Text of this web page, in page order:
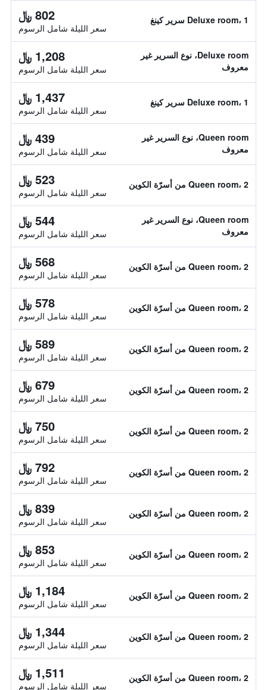
Deluxe room، 1 سرير كينغ 802 ﷼
سعر الليلة شامل الرسوم
Deluxe room، نوع السرير غير
معروف
1,208 ﷼
سعر الليلة شامل الرسوم
Deluxe room، 1 سرير كينغ 1,437 ﷼
سعر الليلة شامل الرسوم
Queen room، نوع السرير غير
معروف
439 ﷼
سعر الليلة شامل الرسوم
Queen room، 2 من أسرّة الكوين 523 ﷼
سعر الليلة شامل الرسوم
Queen room، نوع السرير غير
معروف
544 ﷼
سعر الليلة شامل الرسوم
Queen room، 2 من أسرّة الكوين 568 ﷼
سعر الليلة شامل الرسوم
Queen room، 2 من أسرّة الكوين 578 ﷼
سعر الليلة شامل الرسوم
Queen room، 2 من أسرّة الكوين 589 ﷼
سعر الليلة شامل الرسوم
Queen room، 2 من أسرّة الكوين 679 ﷼
سعر الليلة شامل الرسوم
Queen room، 2 من أسرّة الكوين 750 ﷼
سعر الليلة شامل الرسوم
Queen room، 2 من أسرّة الكوين 792 ﷼
سعر الليلة شامل الرسوم
Queen room، 2 من أسرّة الكوين 839 ﷼
سعر الليلة شامل الرسوم
Queen room، 2 من أسرّة الكوين 853 ﷼
سعر الليلة شامل الرسوم
Queen room، 2 من أسرّة الكوين 1,184 ﷼
سعر الليلة شامل الرسوم
Queen room، 2 من أسرّة الكوين 1,344 ﷼
سعر الليلة شامل الرسوم
Queen room، 2 من أسرّة الكوين 1,511 ﷼
سعر الليلة شامل الرسوم